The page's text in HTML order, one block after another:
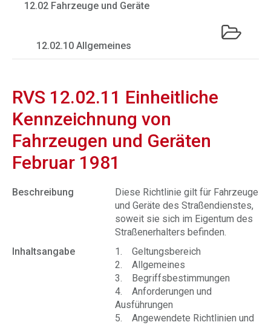
12.02 Fahrzeuge und Geräte
12.02.10 Allgemeines
RVS 12.02.11 Einheitliche
Kennzeichnung von
Fahrzeugen und Geräten
Februar 1981
Beschreibung
Diese Richtlinie gilt für Fahrzeuge
und Geräte des Straßendienstes,
soweit sie sich im Eigentum des
Straßenerhalters befinden.
Inhaltsangabe
1. Geltungsbereich
2. Allgemeines
3. Begriffsbestimmungen
4. Anforderungen und
Ausführungen
5. Angewendete Richtlinien und